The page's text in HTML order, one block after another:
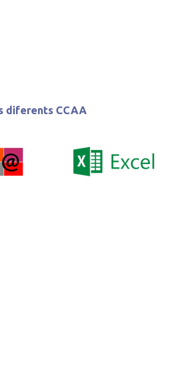
diferents CCAA